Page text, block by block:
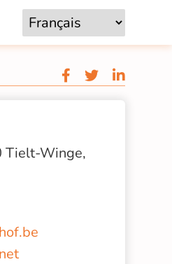
Tielt-Winge,